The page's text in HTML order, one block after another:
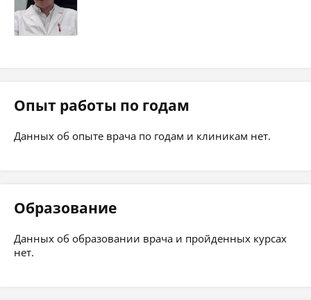
Опыт работы по годам
Данных об опыте врача по годам и клиникам нет.
Образование
Данных об образовании врача и пройденных курсах
нет.